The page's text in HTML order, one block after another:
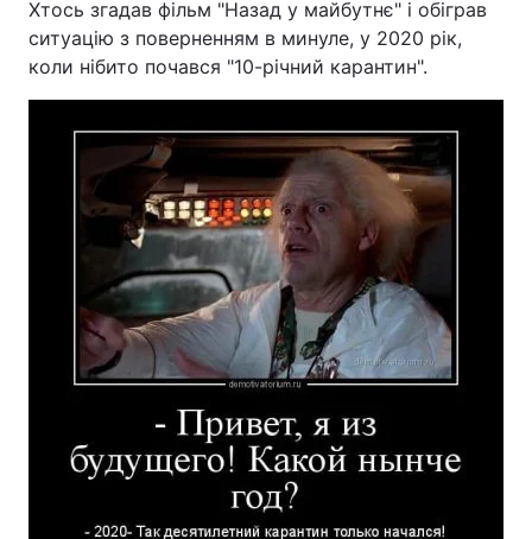
Хтось згадав фільм "Назад у майбутнє" і обіграв
ситуацію з поверненням в минуле, у 2020 рік,
коли нібито почався "10-річний карантин".